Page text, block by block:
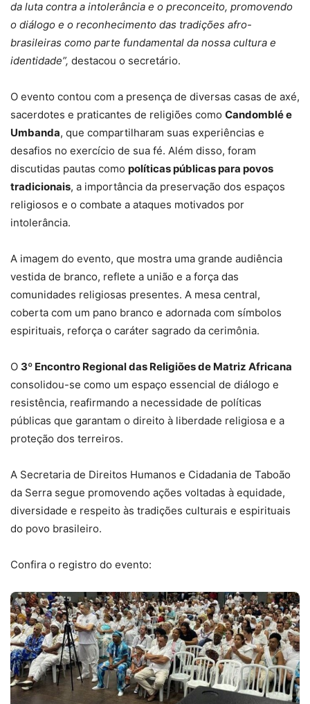
da luta contra a intolerância e o preconceito, promovendo
o diálogo e o reconhecimento das tradições afro-
brasileiras como parte fundamental da nossa cultura e
identidade”, destacou o secretário.
O evento contou com a presença de diversas casas de axé,
sacerdotes e praticantes de religiões como Candomblé e
Umbanda, que compartilharam suas experiências e
desafios no exercício de sua fé. Além disso, foram
discutidas pautas como políticas públicas para povos
tradicionais, a importância da preservação dos espaços
religiosos e o combate a ataques motivados por
intolerância.
A imagem do evento, que mostra uma grande audiência
vestida de branco, reflete a união e a força das
comunidades religiosas presentes. A mesa central,
coberta com um pano branco e adornada com símbolos
espirituais, reforça o caráter sagrado da cerimônia.
O 3º Encontro Regional das Religiões de Matriz Africana
consolidou-se como um espaço essencial de diálogo e
resistência, reafirmando a necessidade de políticas
públicas que garantam o direito à liberdade religiosa e a
proteção dos terreiros.
A Secretaria de Direitos Humanos e Cidadania de Taboão
da Serra segue promovendo ações voltadas à equidade,
diversidade e respeito às tradições culturais e espirituais
do povo brasileiro.
Confira o registro do evento: